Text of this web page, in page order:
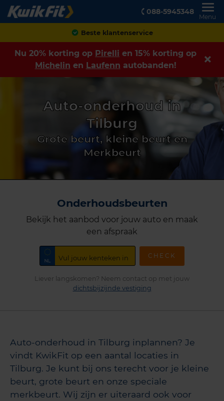
088-5945348
Menu
Beste klantenservice
Nu 20% korting op Pirelli en 15% korting op
Michelin en Laufenn autobanden!
Auto-onderhoud in
Tilburg
Grote beurt, kleine beurt en
Merkbeurt
Onderhoudsbeurten
Bekijk het aanbod voor jouw auto en maak
een afspraak
CHECK
Liever langskomen? Neem contact op met jouw
dichtsbijzijnde vestiging
Auto-onderhoud in Tilburg inplannen? Je
vindt KwikFit op een aantal locaties in
Tilburg. Je kunt bij ons terecht voor je kleine
beurt, grote beurt en onze speciale
merkbeurt. Wij zijn er uiteraard ook voor